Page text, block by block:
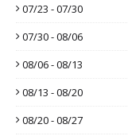
07/23 - 07/30
07/30 - 08/06
08/06 - 08/13
08/13 - 08/20
08/20 - 08/27